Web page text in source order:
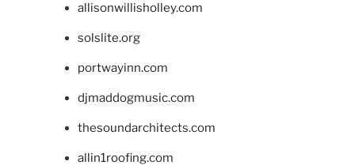
allisonwillisholley.com
solslite.org
portwayinn.com
djmaddogmusic.com
thesoundarchitects.com
allin1roofing.com